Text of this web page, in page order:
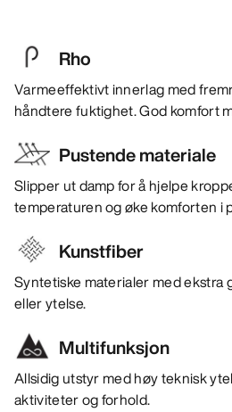
Rho
Varmeeffektivt innerlag med
håndtere fuktighet. God komfort
Pustende materiale
Slipper ut damp for å hjelpe
temperaturen og øke komforten i
Kunstfiber
Syntetiske materialer med ekstra
eller ytelse.
Multifunksjon
Allsidig utstyr med høy teknisk
aktiviteter og forhold.